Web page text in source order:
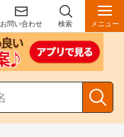
お問い合わせ 検索 メニュー